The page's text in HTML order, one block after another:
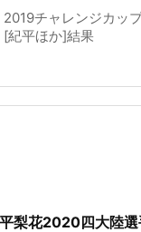
2019チャレンジカッ
[紀平ほか]結果
梨花2020四大陸